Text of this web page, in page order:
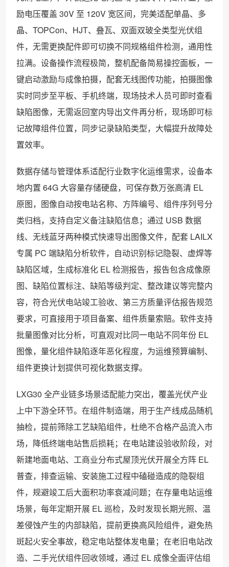
励电压覆盖 30V 至 120V 宽区间，完美适配单晶、多
晶、TOPCon、HJT、叠瓦、双面双玻全类型光伏组
件，无需更换配件即可切换不同规格组件检测，通用性
拉满。设备操作流程极简，整机配备简易操控面板，一
键启动激励与成像拍摄，配套无线图传功能，拍摄图像
实时同步至平板、手机终端，现场技术人员可即时查看
缺陷图像，无需返回室内导出文件再分析，现场即可标
记故障组件位置，同步记录缺陷类型，大幅提升故障处
置效率。
数据存储与管理体系适配行业数字化运维需求，设备本
地内置 64G 大容量存储硬盘，可保存数万张高清 EL
原图，图像自动按电站名称、方阵编号、组件序列号分
类归档，支持自定义备注缺陷信息；通过 USB 数据
线、无线蓝牙两种模式快速导出图像文件，配套 LAILX
专属 PC 端缺陷分析软件，自动识别标记隐裂、虚焊等
缺陷区域，生成标准化 EL 检测报告，报告包含成像原
图、缺陷位置标注、缺陷等级判定、整改建议等完整内
容，符合光伏电站竣工验收、第三方质量评估报告规范
要求，可直接用于项目备案、组件质量索赔。软件支持
批量图像对比分析，可直观对比同一电站不同年份 EL
图像，量化组件缺陷逐年恶化程度，为运维预算编制、
组件更换计划提供可视化数据支撑。
LXG30 全产业链多场景适配能力突出，覆盖光伏产业
上中下游全环节。在组件制造端，用于生产线成品随机
抽检，提前筛除工艺缺陷组件，杜绝不合格产品流入市
场，降低终端电站售后损耗；在电站建设验收阶段，对
新建地面电站、工商业分布式屋顶光伏开展全方阵 EL
普查，排查运输、安装施工过程中磕碰造成的隐裂组
件，规避竣工后大面积功率衰减问题；在存量电站运维
场景，每年定期开展 EL 巡检，及时发现长期光照、温
差侵蚀产生的内部缺陷，提前更换高风险组件，避免热
斑起火安全事故，稳定电站整体发电量；在老旧电站改
造、二手光伏组件回收领域，通过 EL 成像全面评估组